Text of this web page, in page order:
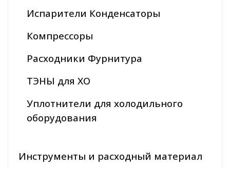
Испарители Конденсаторы
Компрессоры
Расходники Фурнитура
ТЭНЫ для ХО
Уплотнители для холодильного
оборудования
Инструменты и расходный материал